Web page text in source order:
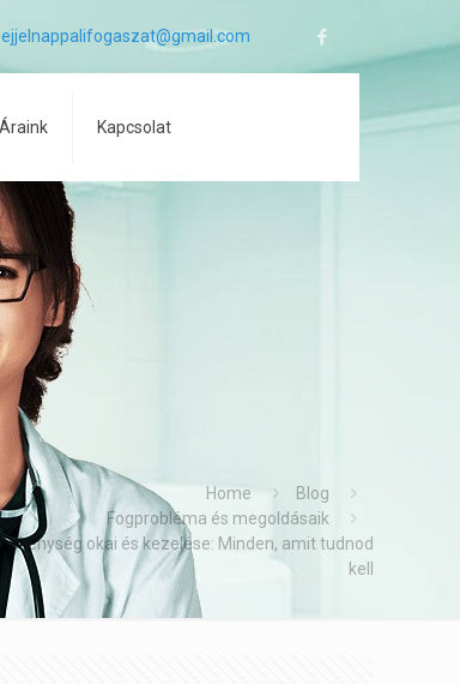
ejjelnappalifogaszat@gmail.com
Áraink Kapcsolat
Home
Blog
Fogprobléma és megoldásaik
okai és kezelése: Minden, amit tudnod
kell